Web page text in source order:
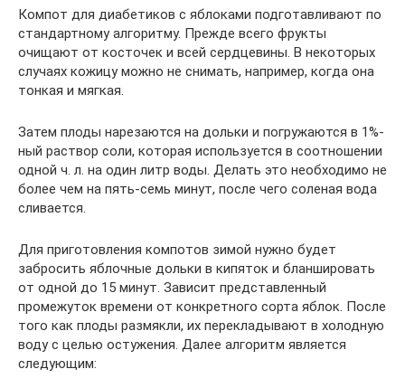
Компот для диабетиков с яблоками подготавливают по
стандартному алгоритму. Прежде всего фрукты
очищают от косточек и всей сердцевины. В некоторых
случаях кожицу можно не снимать, например, когда она
тонкая и мягкая.
Затем плоды нарезаются на дольки и погружаются в 1%-
ный раствор соли, которая используется в соотношении
одной ч. л. на один литр воды. Делать это необходимо не
более чем на пять-семь минут, после чего соленая вода
сливается.
Для приготовления компотов зимой нужно будет
забросить яблочные дольки в кипяток и бланшировать
от одной до 15 минут. Зависит представленный
промежуток времени от конкретного сорта яблок. После
того как плоды размякли, их перекладывают в холодную
воду с целью остужения. Далее алгоритм является
следующим: